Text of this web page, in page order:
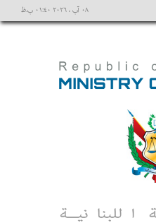
٠٨ آب ، ٢٠٢٦ ٠١:٤٠ ب.ظ